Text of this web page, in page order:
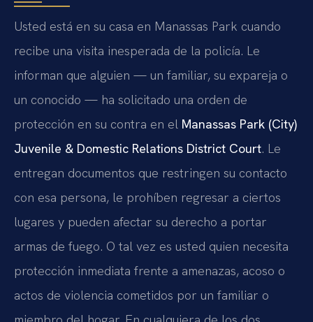
Usted está en su casa en Manassas Park cuando
recibe una visita inesperada de la policía. Le
informan que alguien — un familiar, su expareja o
un conocido — ha solicitado una orden de
protección en su contra en el Manassas Park (City)
Juvenile & Domestic Relations District Court. Le
entregan documentos que restringen su contacto
con esa persona, le prohíben regresar a ciertos
lugares y pueden afectar su derecho a portar
armas de fuego. O tal vez es usted quien necesita
protección inmediata frente a amenazas, acoso o
actos de violencia cometidos por un familiar o